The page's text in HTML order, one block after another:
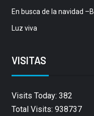
En busca de la navidad
Luz viva
VISITAS
Visits Today: 382
Total Visits: 938737